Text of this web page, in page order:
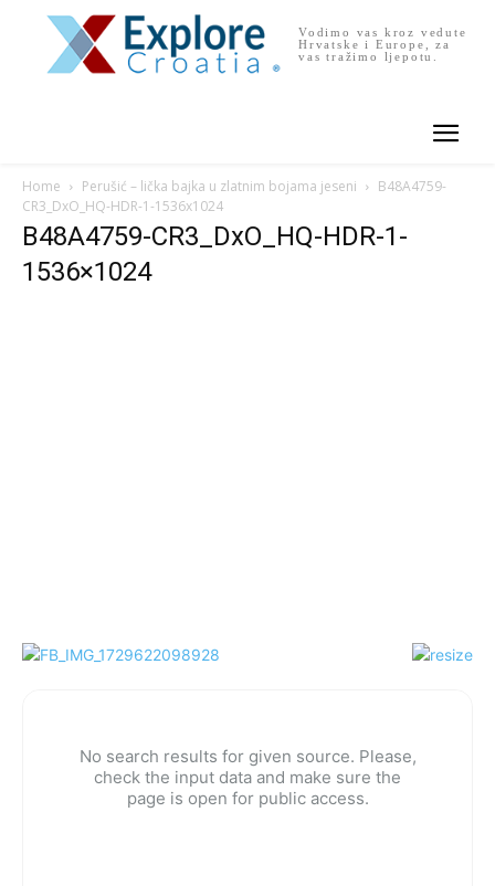
Vodimo vas kroz vedute
Hrvatske i Europe, za
vas tražimo ljepotu.
Home Perušić – lička bajka u zlatnim bojama jeseni
B48A4759-
CR3_DxO_HQ-HDR-1-1536x1024
B48A4759-CR3_DxO_HQ-HDR-1-
1536×1024
No search results for given source. Please,
check the input data and make sure the
page is open for public access.